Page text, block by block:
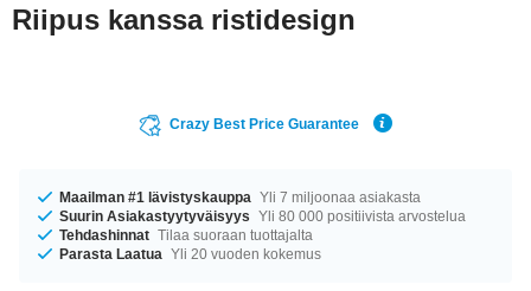
Riipus kanssa ristidesign
Crazy Best Price Guarantee
Maailman #1 lävistyskauppa Yli 7 miljoonaa asiakasta
Suurin Asiakastyytyväisyys Yli 80 000 positiivista arvostelua
Tehdashinnat Tilaa suoraan tuottajalta
Parasta Laatua Yli 20 vuoden kokemus